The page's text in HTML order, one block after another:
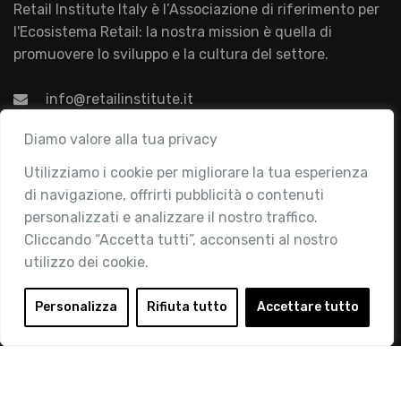
Diamo valore alla tua privacy
Utilizziamo i cookie per migliorare la tua esperienza
di navigazione, offrirti pubblicità o contenuti
personalizzati e analizzare il nostro traffico.
Cliccando “Accetta tutti”, acconsenti al nostro
utilizzo dei cookie.
Personalizza Rifiuta tutto Accettare tutto
Retail Institute Italy è l’Associazione di riferimento per
l'Ecosistema Retail: la nostra mission è quella di
promuovere lo sviluppo e la cultura del settore.
info@retailinstitute.it
Associazione
Chi siamo
Attività
Contatti
Area Riservata
Login
Diventa Socio